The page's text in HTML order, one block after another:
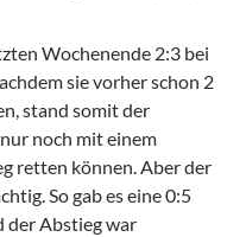
Wochenende 2:3 bei
sie vorher schon 2
stand somit der
noch mit einem
retten können. Aber der
So gab es eine 0:5
der Abstieg war